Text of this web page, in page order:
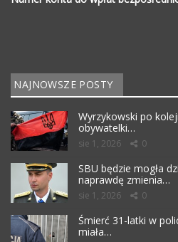
NAJNOWSZE POSTY
Wyrzykowski po
obywatelki…
sie 1, 2026 0
SBU będzie mogła
naprawdę zmienia…
sie 1, 2026 0
Śmierć 31-latki w
miała…